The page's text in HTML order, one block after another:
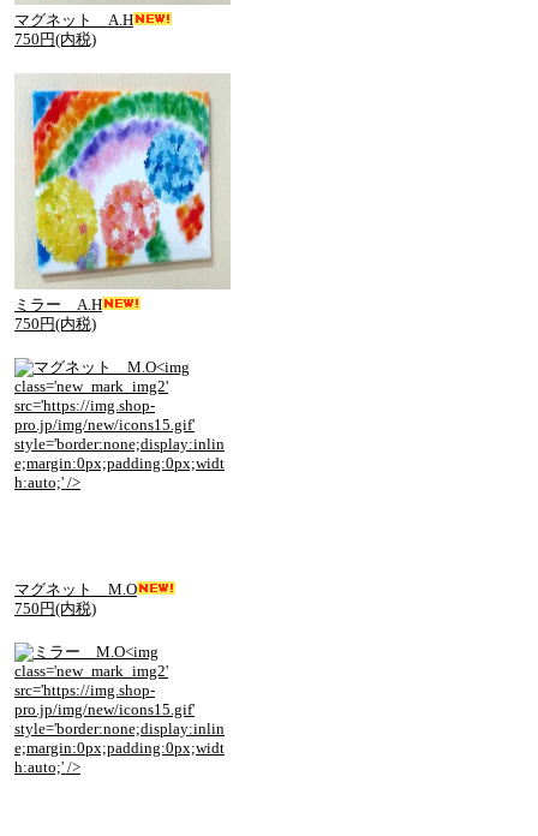
マグネット A.H
750円(内税)
ミラー A.H
750円(内税)
マグネット M.O
750円(内税)